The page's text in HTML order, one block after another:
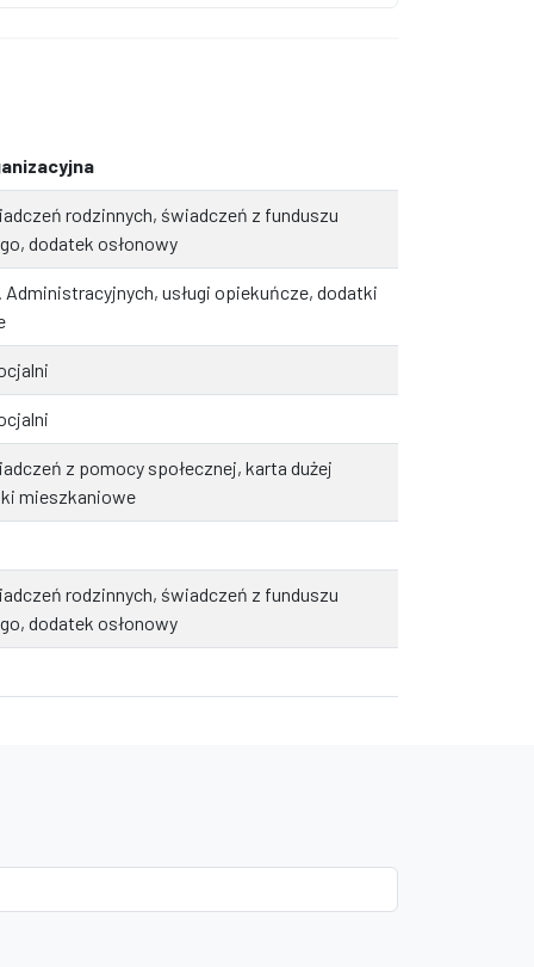
rodzinnych, świadczeń z funduszu
dodatek osłonowy
Administracyjnych, usługi opiekuńcze, dodatki
z pomocy społecznej, karta dużej
mieszkaniowe
rodzinnych, świadczeń z funduszu
dodatek osłonowy